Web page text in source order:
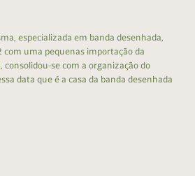
especializada em banda desenhada,
com uma pequenas importação da
consolidou-se com a organização do
data que é a casa da banda desenhada